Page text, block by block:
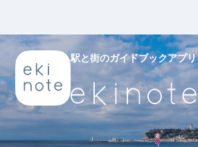
駅と街のガイドブックアプリ